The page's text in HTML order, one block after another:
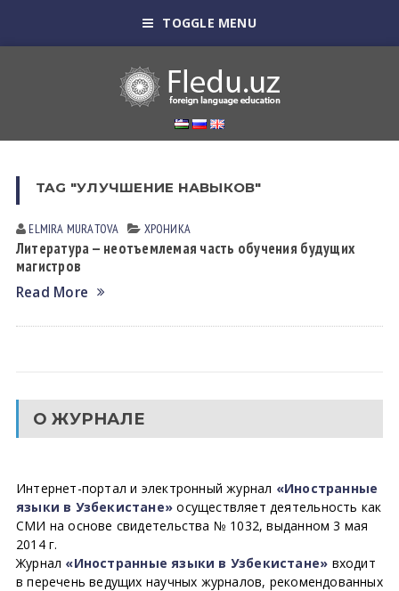
TOGGLE MENU
TAG "УЛУЧШЕНИЕ НАВЫКОВ"
ELMIRA MURАTOVА ХРОНИКА
Литература — неотъемлемая часть обучения будущих
магистров
Read More
О ЖУРНАЛЕ
Интернет-портал и электронный журнал «Иностранные
языки в Узбекистане» осуществляет деятельность как
СМИ на основе свидетельства № 1032, выданном 3 мая
2014 г.
Журнал «Иностранные языки в Узбекистане» входит
в перечень ведущих научных журналов, рекомендованных